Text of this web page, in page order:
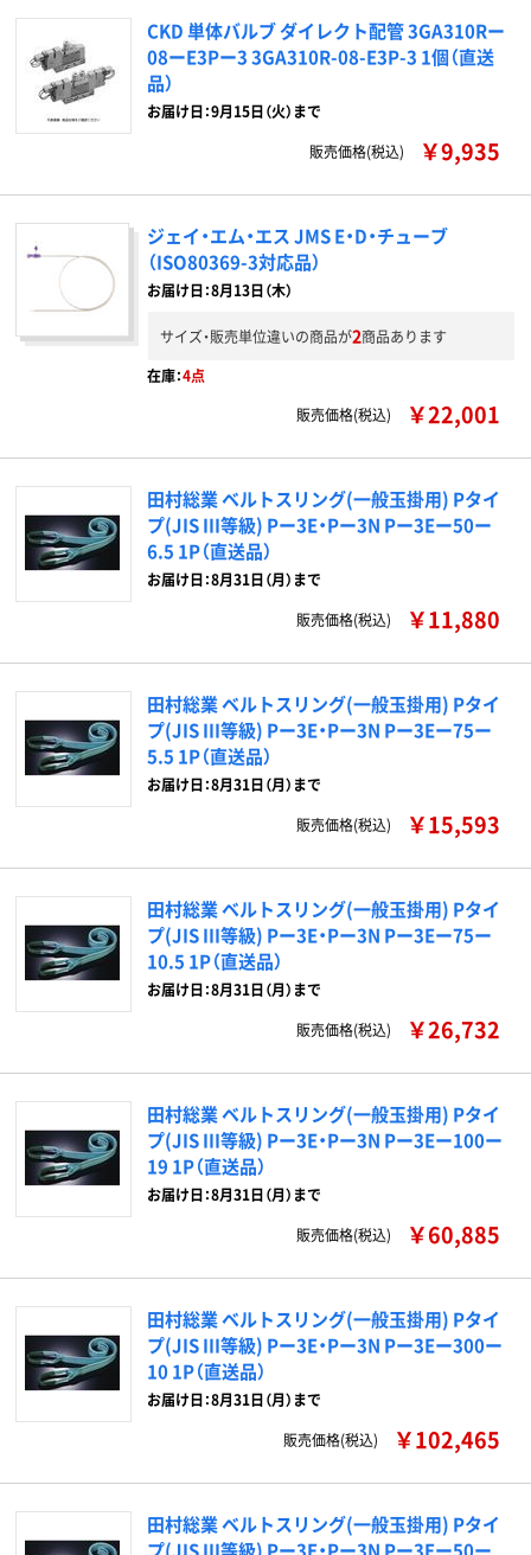
CKD 単体バルブ ダイレクト配管 3GA310Rー
08ーE3Pー3 3GA310R-08-E3P-3 1個（直送
品）
お届け日：9月15日（火）まで
販売価格(税込)
￥9,935
ジェイ・エム・エス JMS E・D・チューブ
（ISO80369-3対応品）
お届け日：8月13日（木）
サイズ・販売単位違いの商品が2商品あります
在庫：4点
販売価格(税込)
￥22,001
田村総業 ベルトスリング(一般玉掛用) Pタイ
プ(JIS III等級) Pー3E・Pー3N Pー3Eー50ー
6.5 1P（直送品）
お届け日：8月31日（月）まで
販売価格(税込)
￥11,880
田村総業 ベルトスリング(一般玉掛用) Pタイ
プ(JIS III等級) Pー3E・Pー3N Pー3Eー75ー
5.5 1P（直送品）
お届け日：8月31日（月）まで
販売価格(税込)
￥15,593
田村総業 ベルトスリング(一般玉掛用) Pタイ
プ(JIS III等級) Pー3E・Pー3N Pー3Eー75ー
10.5 1P（直送品）
お届け日：8月31日（月）まで
販売価格(税込)
￥26,732
田村総業 ベルトスリング(一般玉掛用) Pタイ
プ(JIS III等級) Pー3E・Pー3N Pー3Eー100ー
19 1P（直送品）
お届け日：8月31日（月）まで
販売価格(税込)
￥60,885
田村総業 ベルトスリング(一般玉掛用) Pタイ
プ(JIS III等級) Pー3E・Pー3N Pー3Eー300ー
10 1P（直送品）
お届け日：8月31日（月）まで
販売価格(税込)
￥102,465
田村総業 ベルトスリング(一般玉掛用) Pタイ
プ(JIS III等級) Pー3E・Pー3N Pー3Eー50ー